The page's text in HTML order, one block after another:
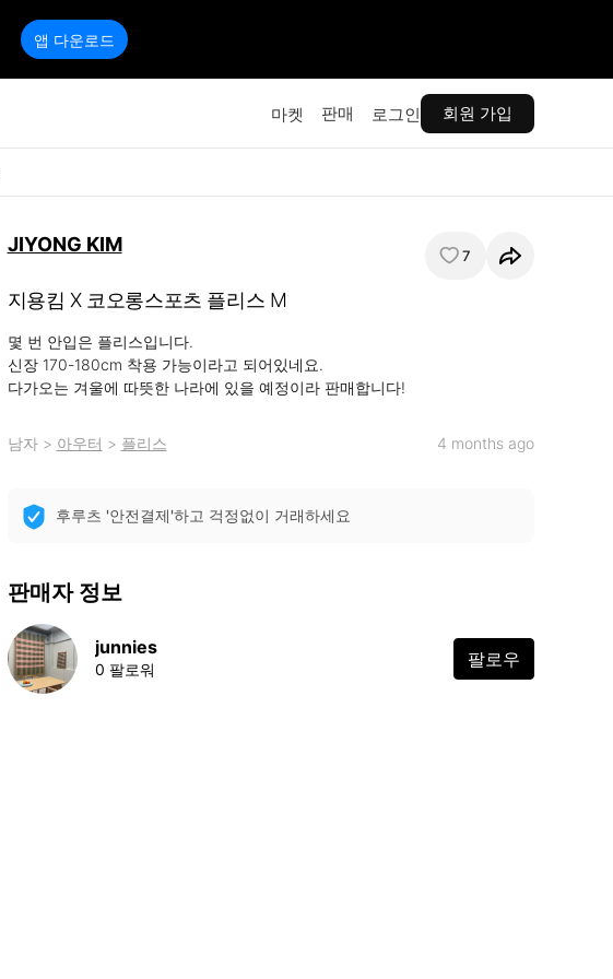
앱 다운로드
마켓 판매 로그인 회원 가입
JIYONG KIM 7
지용킴 X 코오롱스포츠 플리스 M
몇 번 안입은 플리스입니다.
신장 170-180cm 착용 가능이라고 되어있네요.
다가오는 겨울에 따뜻한 나라에 있을 예정이라 판매합니다!
남자> 아우터 > 플리스 4 months ago
후루츠 '안전결제'하고 걱정없이 거래하세요
판매자 정보
junnies
0 팔로워 팔로우